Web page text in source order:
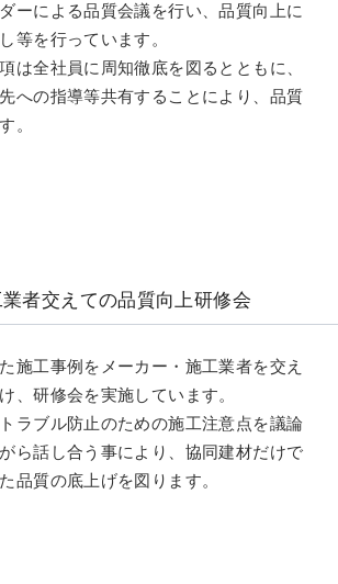
ーによる品質会議を行い、品質向上に
等を行っています。
は全社員に周知徹底を図るとともに、
への指導等共有することにより、品質
。
者交えての品質向上研修会
施工事例をメーカー・施工業者を交え
、研修会を実施しています。
ラブル防止のための施工注意点を議論
ら話し合う事により、協同建材だけで
品質の底上げを図ります。